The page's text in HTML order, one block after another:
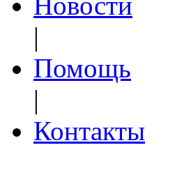
|
Помощь
|
Контакты